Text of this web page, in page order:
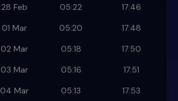
28 Feb 05:22
17:46
01 Mar 05:20
17:48
02 Mar 05:18
17:50
03 Mar 05:16
17:51
04 Mar 05:13
17:53